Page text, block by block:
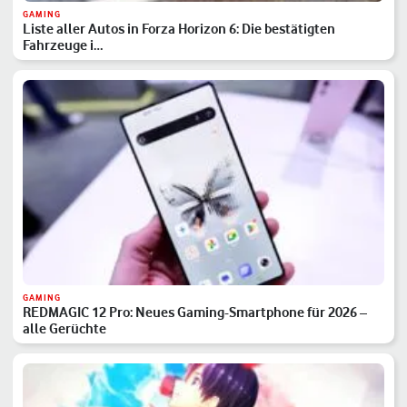
GAMING
Liste aller Autos in Forza Horizon 6: Die bestätigten
Fahrzeuge i…
GAMING
REDMAGIC 12 Pro: Neues Gaming-Smartphone für 2026 –
alle Gerüchte